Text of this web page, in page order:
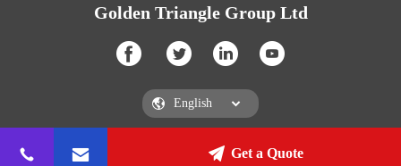
Golden Triangle Group Ltd
Golden Triangle Group LtdGet a Quote